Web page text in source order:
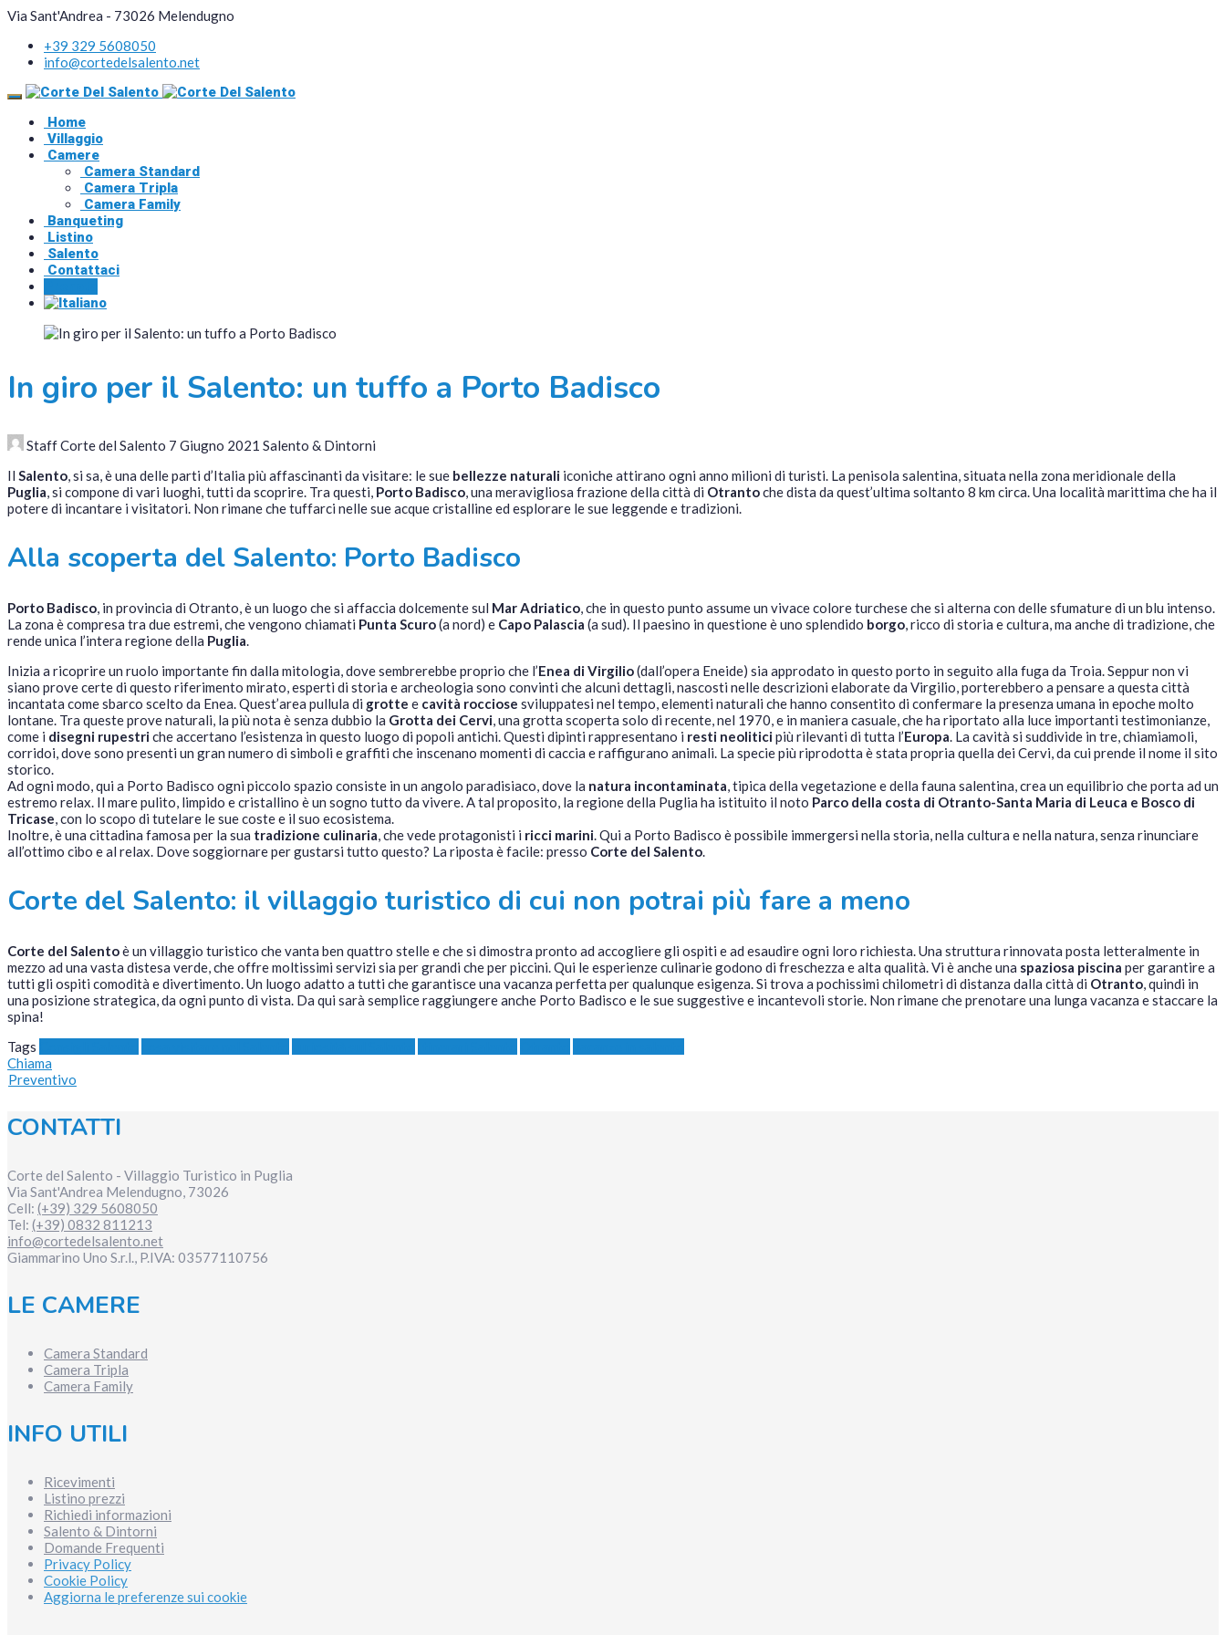
Via Sant'Andrea - 73026 Melendugno
+39 329 5608050
info@cortedelsalento.net
Home
Villaggio
Camere
Camera Standard
Camera Tripla
Camera Family
Banqueting
Listino
Salento
Contattaci
In giro per il Salento: un tuffo a Porto Badisco
Staff Corte del Salento 7 Giugno 2021 Salento & Dintorni
Il Salento, si sa, è una delle parti d’Italia più affascinanti da visitare: le sue bellezze naturali iconiche attirano ogni anno milioni di turisti. La penisola salentina, situata nella zona meridionale della
Puglia, si compone di vari luoghi, tutti da scoprire. Tra questi, Porto Badisco, una meravigliosa frazione della città di Otrantoche dista da quest’ultima soltanto 8 km circa. Una località marittima che ha il
potere di incantare i visitatori. Non rimane che tuffarci nelle sue acque cristalline ed esplorare le sue leggende e tradizioni.
Alla scoperta del Salento: Porto Badisco
Porto Badisco, in provincia di Otranto, è un luogo che si affaccia dolcemente sul Mar Adriatico, che in questo punto assume un vivace colore turchese che si alterna con delle sfumature di un blu intenso.
La zona è compresa tra due estremi, che vengono chiamati Punta Scuro(a nord) e Capo Palascia (a sud). Il paesino in questione è uno splendido borgo, ricco di storia e cultura, ma anche di tradizione, che
rende unica l’intera regione della Puglia.
Inizia a ricoprire un ruolo importante fin dalla mitologia, dove sembrerebbe proprio che l’Enea di Virgilio(dall’opera Eneide) sia approdato in questo porto in seguito alla fuga da Troia. Seppur non vi
siano prove certe di questo riferimento mirato, esperti di storia e archeologia sono convinti che alcuni dettagli, nascosti nelle descrizioni elaborate da Virgilio, porterebbero a pensare a questa città
incantata come sbarco scelto da Enea. Quest’area pullula di grotte e cavità rocciose sviluppatesi nel tempo, elementi naturali che hanno consentito di confermare la presenza umana in epoche molto
lontane. Tra queste prove naturali, la più nota è senza dubbio la Grotta dei Cervi, una grotta scoperta solo di recente, nel 1970, e in maniera casuale, che ha riportato alla luce importanti testimonianze,
come i disegni rupestriche accertano l’esistenza in questo luogo di popoli antichi. Questi dipinti rappresentano i resti neoliticipiù rilevanti di tutta l’Europa. La cavità si suddivide in tre, chiamiamoli,
corridoi, dove sono presenti un gran numero di simboli e graffiti che inscenano momenti di caccia e raffigurano animali. La specie più riprodotta è stata propria quella dei Cervi, da cui prende il nome il sito
storico.
Ad ogni modo, qui a Porto Badisco ogni piccolo spazio consiste in un angolo paradisiaco, dove la natura incontaminata, tipica della vegetazione e della fauna salentina, crea un equilibrio che porta ad un
estremo relax. Il mare pulito, limpido e cristallino è un sogno tutto da vivere. A tal proposito, la regione della Puglia ha istituito il noto Parco della costa di Otranto-Santa Maria di Leuca e Bosco di
Tricase, con lo scopo di tutelare le sue coste e il suo ecosistema.
Inoltre, è una cittadina famosa per la sua tradizione culinaria, che vede protagonisti i ricci marini. Qui a Porto Badisco è possibile immergersi nella storia, nella cultura e nella natura, senza rinunciare
all’ottimo cibo e al relax. Dove soggiornare per gustarsi tutto questo? La riposta è facile: presso Corte del Salento.
Corte del Salento: il villaggio turistico di cui non potrai più fare a meno
Corte del Salentoè un villaggio turistico che vanta ben quattro stelle e che si dimostra pronto ad accogliere gli ospiti e ad esaudire ogni loro richiesta. Una struttura rinnovata posta letteralmente in
mezzo ad una vasta distesa verde, che offre moltissimi servizi sia per grandi che per piccini. Qui le esperienze culinarie godono di freschezza e alta qualità. Vi è anche una spaziosa piscina per garantire a
tutti gli ospiti comodità e divertimento. Un luogo adatto a tutti che garantisce una vacanza perfetta per qualunque esigenza. Si trova a pochissimi chilometri di distanza dalla città di Otranto, quindi in
una posizione strategica, da ogni punto di vista. Da qui sarà semplice raggiungere anche Porto Badisco e le sue suggestive e incantevoli storie. Non rimane che prenotare una lunga vacanza e staccare la
spina!
Tags
Chiama
Preventivo
CONTATTI
Corte del Salento - Villaggio Turistico in Puglia
Via Sant'Andrea Melendugno, 73026
Cell: (+39) 329 5608050
Tel: (+39) 0832 811213
info@cortedelsalento.net
Giammarino Uno S.r.l., P.IVA: 03577110756
LE CAMERE
Camera Standard
Camera Tripla
Camera Family
INFO UTILI
Ricevimenti
Listino prezzi
Richiedi informazioni
Salento & Dintorni
Domande Frequenti
Privacy Policy
Cookie Policy
Aggiorna le preferenze sui cookie